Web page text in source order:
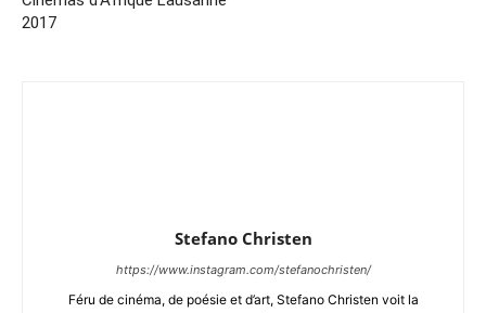
2017
Stefano Christen
https://www.instagram.com/stefanochristen/
Féru de cinéma, de poésie et d’art, Stefano Christen voit la